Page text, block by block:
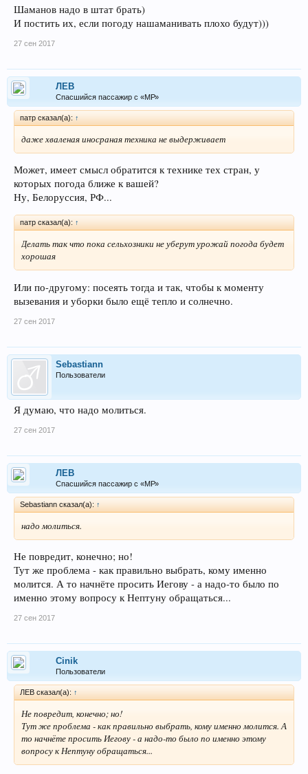
Шаманов надо в штат брать)
И постить их, если погоду нашаманивать плохо будут)))
27 сен 2017
ЛEB
Спасшийся пассажир с «МР»
патр сказал(а): ↑
даже хваленая иносраная техника не выдерживает
Может, имеет смысл обратится к технике тех стран, у
которых погода ближе к вашей?
Ну, Белоруссия, РФ...
патр сказал(а): ↑
Делать так что пока сельхозники не уберут урожай погода будет
хорошая
Или по-другому: посеять тогда и так, чтобы к моменту
вызевания и уборки было ещё тепло и солнечно.
27 сен 2017
Sebastiann
Пользователи
Я думаю, что надо молиться.
27 сен 2017
ЛEB
Спасшийся пассажир с «МР»
Sebastiann сказал(а): ↑
надо молиться.
Не повредит, конечно; но!
Тут же проблема - как правильно выбрать, кому именно
молится. А то начнёте просить Иегову - а надо-то было по
именно этому вопросу к Нептуну обращаться...
27 сен 2017
Cinik
Пользователи
ЛEB сказал(а): ↑
Не повредит, конечно; но!
Тут же проблема - как правильно выбрать, кому именно молится. А
то начнёте просить Иегову - а надо-то было по именно этому
вопросу к Нептуну обращаться...